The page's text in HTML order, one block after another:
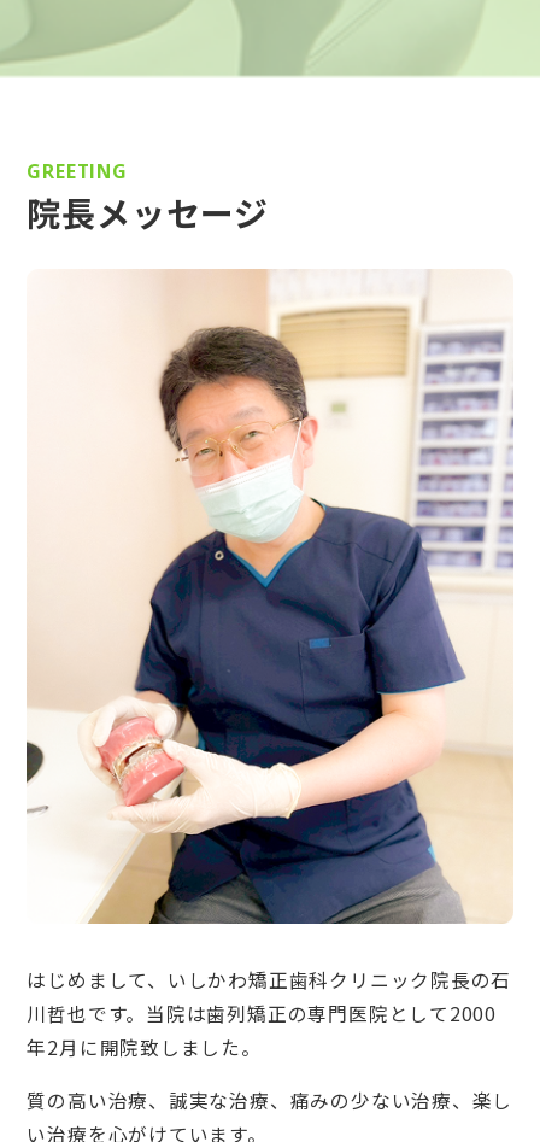
GREETING
院長メッセージ
はじめまして、いしかわ矯正歯科クリニック院長の石
川哲也です。当院は歯列矯正の専門医院として2000
年2月に開院致しました。
質の高い治療、誠実な治療、痛みの少ない治療、楽し
い治療を心がけています。